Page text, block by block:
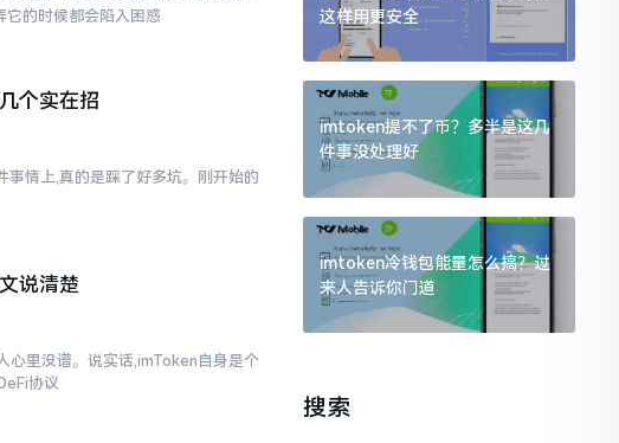
它的时候都会陷入困惑
个实在招
情上,真的是踩了好多坑。刚开始的
说清楚
心里没谱。说实话,imToken自身是个
协议
这样用更安全
imtoken提不了币？多半是这几
件事没处理好
imtoken冷钱包能量怎么搞？过
来人告诉你门道
搜索